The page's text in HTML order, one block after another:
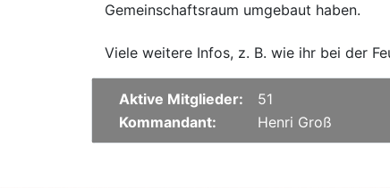
Gemeinschaftsraum umgebaut haben.
Viele weitere Infos, z. B. wie ihr bei der
Aktive Mitglieder:
51
Kommandant:
Henri Groß